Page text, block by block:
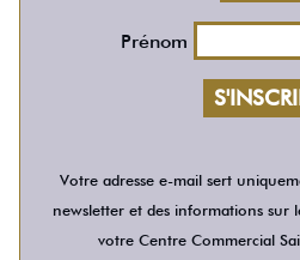
Prénom
Votre adresse e-mail sert
newsletter et des informations sur
votre Centre Commercial